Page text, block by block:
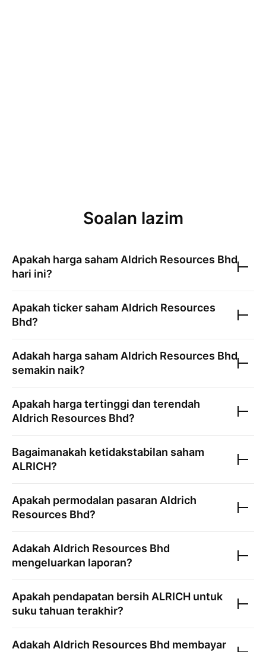
Soalan lazim
Apakah harga saham Aldrich Resources Bhd
hari ini?
Apakah ticker saham Aldrich Resources
Bhd?
Adakah harga saham Aldrich Resources Bhd
semakin naik?
Apakah harga tertinggi dan terendah
Aldrich Resources Bhd?
Bagaimanakah ketidakstabilan saham
ALRICH?
Apakah permodalan pasaran Aldrich
Resources Bhd?
Adakah Aldrich Resources Bhd
mengeluarkan laporan?
Apakah pendapatan bersih ALRICH untuk
suku tahuan terakhir?
Adakah Aldrich Resources Bhd membayar